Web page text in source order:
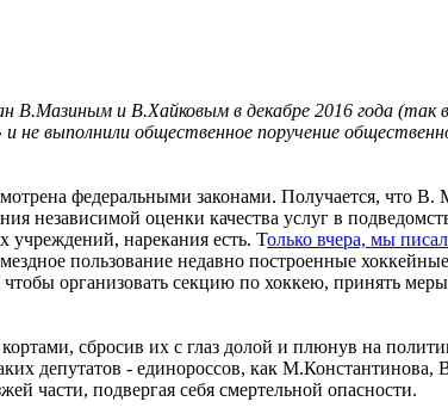
и В.Хайковым в декабре 2016 года (так
выполнили общественное поручение
федеральными законами. Получается, что
независимой оценки качества услуг в
учреждений, нарекания есть. Только вчера, мы
пользование недавно построенные
организовать секцию по хоккею, принять
сбросив их с глаз долой и плюнув на
депутатов - единороссов, как
части, подвергая себя смертельной опасности.